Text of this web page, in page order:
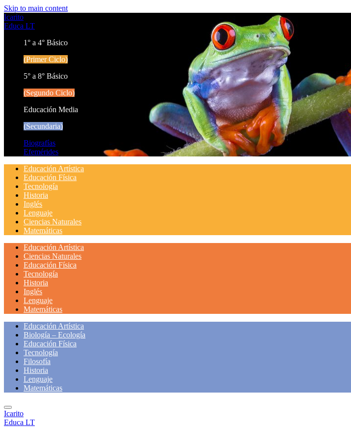
Skip to main content
Icarito
Educa LT
1° a 4° Básico
(Primer Ciclo)
5° a 8° Básico
(Segundo Ciclo)
Educación Media
(Secundaria)
Biografías
Efemérides
Educación Artística
Educación Física
Tecnología
Historia
Inglés
Lenguaje
Ciencias Naturales
Matemáticas
Educación Artística
Ciencias Naturales
Educación Física
Tecnología
Historia
Inglés
Lenguaje
Matemáticas
Educación Artística
Biología – Ecología
Educación Física
Tecnología
Filosofía
Historia
Lenguaje
Matemáticas
Icarito
Educa LT